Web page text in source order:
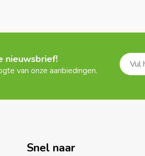
nieuwsbrief!
van onze aanbiedingen.
Snel naar